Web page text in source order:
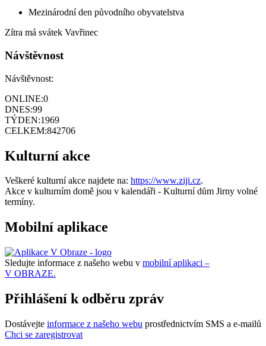
Mezinárodní den původního obyvatelstva
Zítra má svátek Vavřinec
Návštěvnost
Návštěvnost:
ONLINE:0
DNES:99
TÝDEN:1969
CELKEM:842706
Kulturní akce
Veškeré kulturní akce najdete na: https://www.ziji.cz.
Akce v kulturním domě jsou v kalendáři - Kulturní dům Jirny volné
termíny.
Mobilní aplikace
Sledujte informace z našeho webu v mobilní aplikaci –
V OBRAZE.
Přihlášení k odběru zpráv
Dostávejte informace z našeho webu prostřednictvím SMS a e-mailů
Chci se zaregistrovat